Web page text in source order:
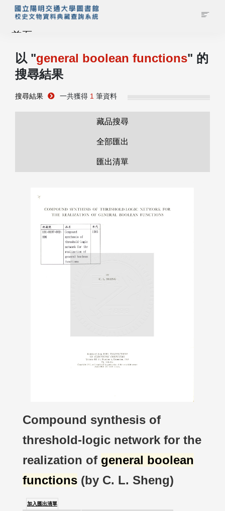
首頁
藏品查詢
校史館簡介
管理者登入
以 "general boolean functions" 的
搜尋結果
搜尋結果 一共獲得 1 筆資料
藏品搜尋
全部匯出
匯出清單
Compound synthesis of
threshold-logic network for the
realization of general boolean
functions (by C. L. Sheng)
加入匯出清單